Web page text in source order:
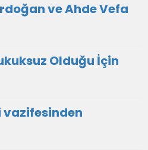
ve Ahde Vefa
Olduğu İçin
vazifesinden